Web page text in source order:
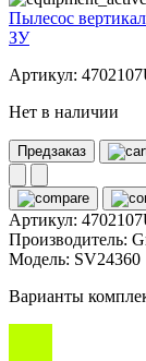
Пылесос
ЗУ
Артикул:
Нет в наличии
Предзаказ
Артикул:
Производитель:
Модель: SV24360
Варианты